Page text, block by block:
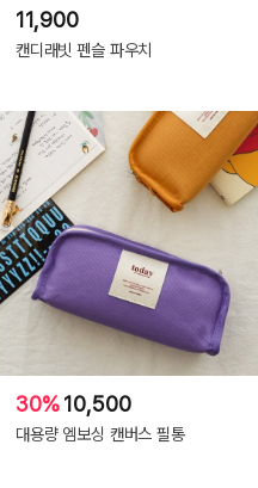
11,900
캔디래빗 펜슬 파우치
30%10,500
대용량 엠보싱 캔버스 필통